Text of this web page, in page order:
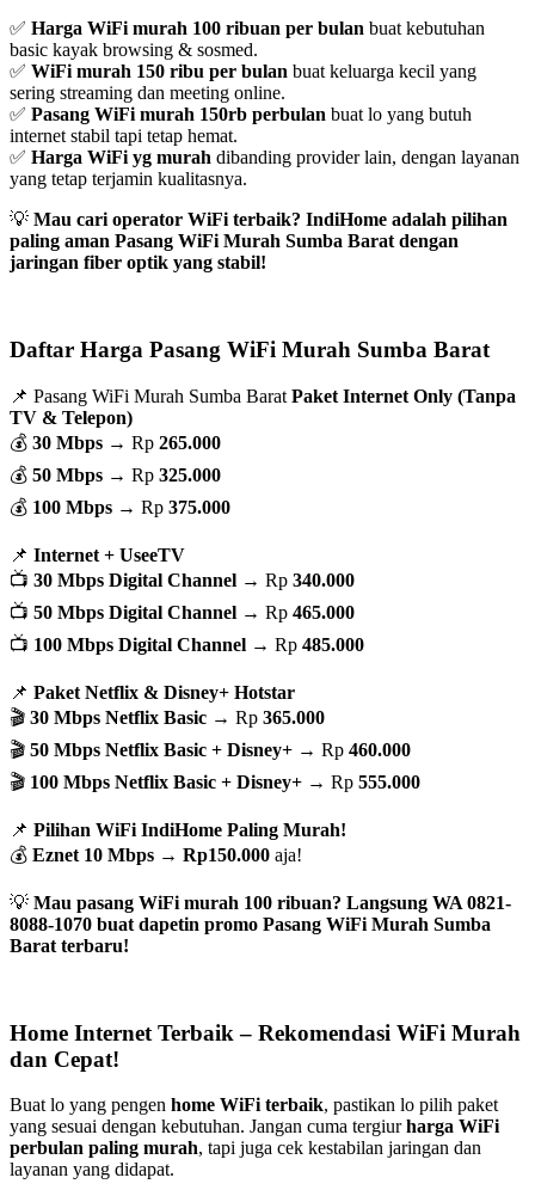
✅ Harga WiFi murah 100 ribuan per bulan buat kebutuhan
basic kayak browsing & sosmed.
✅ WiFi murah 150 ribu per bulan buat keluarga kecil yang
sering streaming dan meeting online.
✅ Pasang WiFi murah 150rb perbulan buat lo yang butuh
internet stabil tapi tetap hemat.
✅ Harga WiFi yg murah dibanding provider lain, dengan layanan
yang tetap terjamin kualitasnya.
💡 Mau cari operator WiFi terbaik? IndiHome adalah pilihan
paling aman Pasang WiFi Murah Sumba Barat dengan
jaringan fiber optik yang stabil!
Daftar Harga Pasang WiFi Murah Sumba Barat
📌 Pasang WiFi Murah Sumba Barat Paket Internet Only (Tanpa
TV & Telepon)
💰 30 Mbps → Rp 265.000
💰 50 Mbps → Rp 325.000
💰 100 Mbps → Rp 375.000
📌 Internet + UseeTV
📺 30 Mbps Digital Channel → Rp 340.000
📺 50 Mbps Digital Channel → Rp 465.000
📺 100 Mbps Digital Channel → Rp 485.000
📌 Paket Netflix & Disney+ Hotstar
🎬 30 Mbps Netflix Basic → Rp 365.000
🎬 50 Mbps Netflix Basic + Disney+ → Rp 460.000
🎬 100 Mbps Netflix Basic + Disney+ → Rp 555.000
📌 Pilihan WiFi IndiHome Paling Murah!
💰 Eznet 10 Mbps → Rp150.000 aja!
💡 Mau pasang WiFi murah 100 ribuan? Langsung WA 0821-
8088-1070 buat dapetin promo Pasang WiFi Murah Sumba
Barat terbaru!
Home Internet Terbaik – Rekomendasi WiFi Murah
dan Cepat!
Buat lo yang pengen home WiFi terbaik, pastikan lo pilih paket
yang sesuai dengan kebutuhan. Jangan cuma tergiurharga WiFi
perbulan paling murah, tapi juga cek kestabilan jaringan dan
layanan yang didapat.